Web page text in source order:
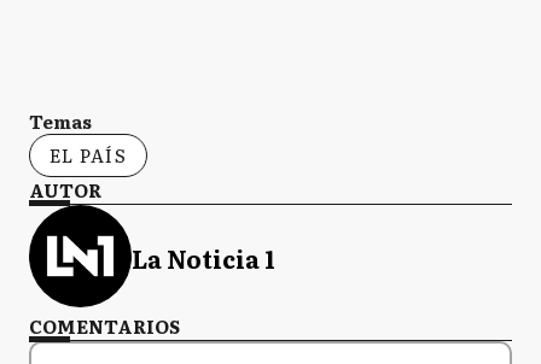
Temas
EL PAÍS
AUTOR
La Noticia 1
COMENTARIOS